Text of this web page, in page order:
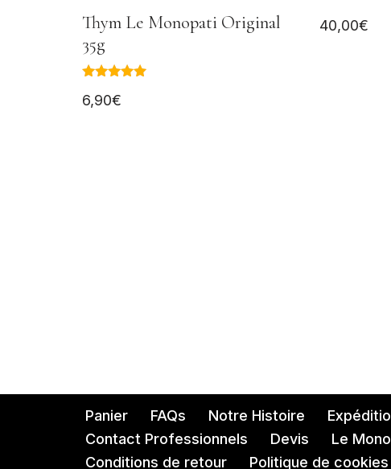
Thym Le Monopati Original
35g
5.00
6,90€
40,00€
Panier FAQs Notre Histoire
Contact Professionnels
Devis Le
Conditions de retour
Politique de cookies